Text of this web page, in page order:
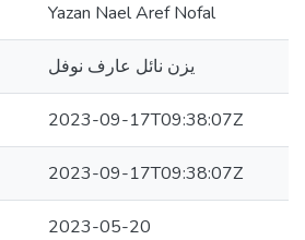
Yazan Nael Aref Nofal
يزن نائل عارف نوفل
2023-09-17T09:38:07Z
2023-09-17T09:38:07Z
2023-05-20